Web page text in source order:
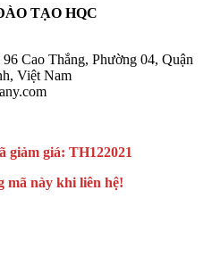
TẠO HQC
Cao Thắng, Phường 04, Quận
Việt Nam
giảm giá: TH122021
mã này khi liên hệ!